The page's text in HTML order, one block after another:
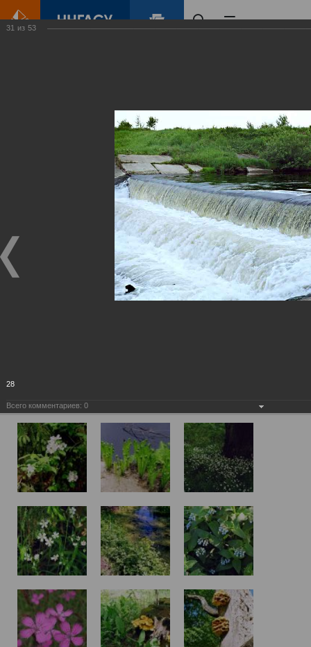
Виртуальные
выставки
(фотоальбомы)
31 из 53
28
Всего комментариев: 0